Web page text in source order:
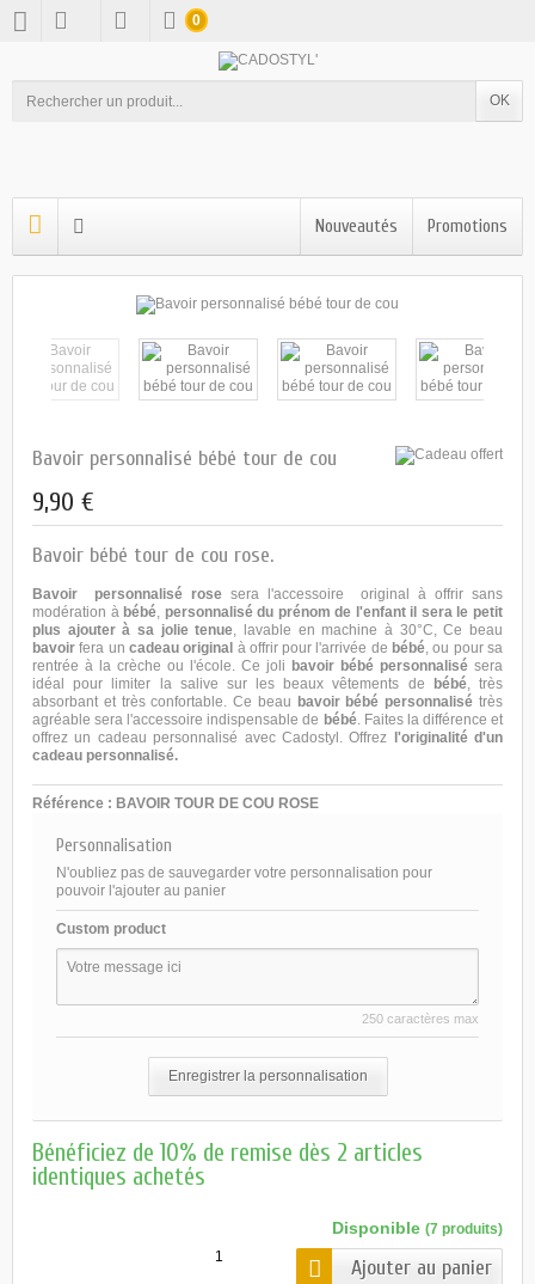
OK
0
Promotions
Nouveautés
Bavoir personnalisé bébé tour de cou
9,90 €
Bavoir bébé tour de cou rose.
Bavoir personnalisé rose sera l'accessoire original à offrir sans
modération à bébé personnalisé du prénom de l'enfant il sera le petit
plus ajouter à sa jolie tenue , lavable en machine à 30°C, Ce beau
bavoir fera un cadeau original à offrir pour l'arrivée de bébé , ou pour sa
rentrée à la crèche ou l'école. Ce joli bavoir bébé personnalisé sera
idéal pour limiter la salive sur les beaux vêtements de bébé, très
absorbant et très confortable. Ce beau bavoir bébé personnalisé très
agréable sera l'accessoire indispensable de bébé. Faites la différence et
offrez un cadeau personnalisé avec Cadostyl . Offrez l'originalité d'un
cadeau personnalisé.
Référence : BAVOIR TOUR DE COU ROSE
Personnalisation
N'oubliez pas de sauvegarder votre personnalisation pour
pouvoir l'ajouter au panier
Custom product
250 caractères max
Enregistrer la personnalisation
Bénéficiez de 10% de remise dès 2 articles
identiques achetés
Disponible (7 produits)
Ajouter au panier